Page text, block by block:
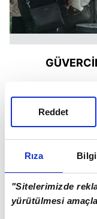
Rıza
"Sitelerimizde
yürütülmesi
Reddet
milyon
hesabından,